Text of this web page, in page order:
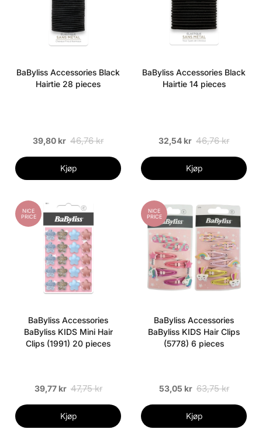
BaByliss Accessories Black
Hairtie 28 pieces
39,80 kr 46,76 kr
Kjøp
BaByliss Accessories Black
Hairtie 14 pieces
32,54 kr 46,76 kr
Kjøp
NICE
PRICE
BaByliss Accessories
BaByliss KIDS Mini Hair
Clips (1991) 20 pieces
39,77 kr 47,75 kr
Kjøp
NICE
PRICE
BaByliss Accessories
BaByliss KIDS Hair Clips
(5778) 6 pieces
53,05 kr 63,75 kr
Kjøp